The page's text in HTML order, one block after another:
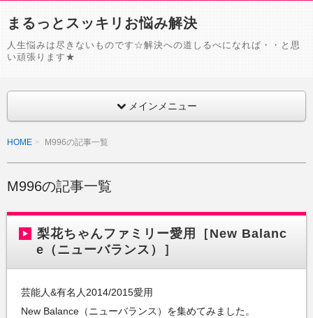
まるっとスッキリお悩み解決
人生悩みは尽きないものです☆解決への道しるべになれば・・と思
い頑張ります★
メインメニュー
HOME M996の記事一覧
M996の記事一覧
梨花ちゃんファミリー愛用［New Balanc
e（ニューバランス）］
芸能人&有名人2014/2015愛用
New Balance（ニューバランス）を集めてみました。